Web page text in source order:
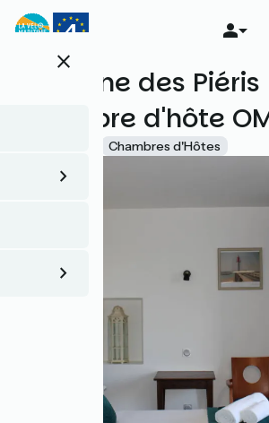
Aller
au
principalclose
Domaine des Piéris
Chambre d'hôte
Chambres d'Hôtes